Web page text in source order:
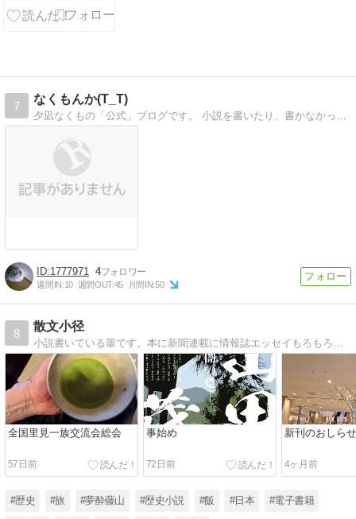
7
なくもんか(T_T)
1777971 4
週間IN:10 週間OUT:45 月間IN:50
8
散文小径
全国里見一族交流会総会
57日前
事始め
72日前
新刊のおしらせ
4ヶ月前
#歴史 #旅 #夢酔藤山 #歴史小説 #飯 #日本 #電子書籍